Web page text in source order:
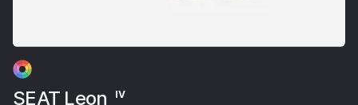
SEAT Leon IV